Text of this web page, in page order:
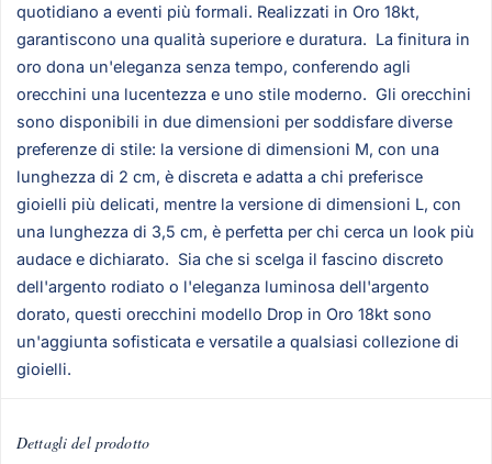
quotidiano a eventi più formali. Realizzati in Oro 18kt,
garantiscono una qualità superiore e duratura. La finitura in
oro dona un'eleganza senza tempo, conferendo agli
orecchini una lucentezza e uno stile moderno. Gli orecchini
sono disponibili in due dimensioni per soddisfare diverse
preferenze di stile: la versione di dimensioni M, con una
lunghezza di 2 cm, è discreta e adatta a chi preferisce
gioielli più delicati, mentre la versione di dimensioni L, con
una lunghezza di 3,5 cm, è perfetta per chi cerca un look più
audace e dichiarato. Sia che si scelga il fascino discreto
dell'argento rodiato o l'eleganza luminosa dell'argento
dorato, questi orecchini modello Drop in Oro 18kt sono
un'aggiunta sofisticata e versatile a qualsiasi collezione di
gioielli.
Dettagli del prodotto